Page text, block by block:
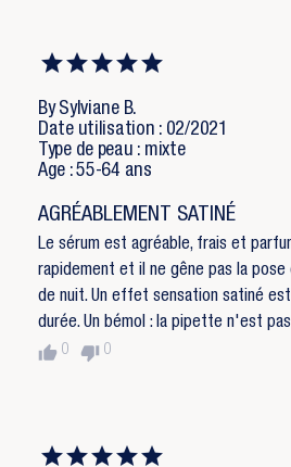
By Sylviane B.
Date utilisation : 02/2021
Type de peau : mixte
Age : 55-64 ans
AGRÉABLEMENT SATINÉ
Le sérum est agréable, frais et
rapidement et il ne gêne pas la pose
de nuit. Un effet sensation satiné
durée. Un bémol : la pipette n'est
thumb_up 0 thumb_down 0